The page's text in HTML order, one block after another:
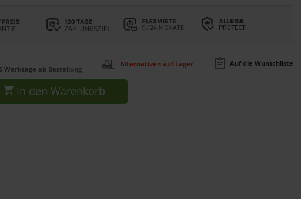
Werktage ab Bestellung
Alternativen auf Lager Auf die Wunschliste
In den Warenkorb